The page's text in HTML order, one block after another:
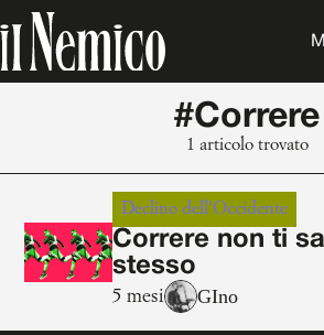
#Correre
1 articolo trovato
Declino dell'Occidente
Correre non ti
stesso
5 mesi GIno